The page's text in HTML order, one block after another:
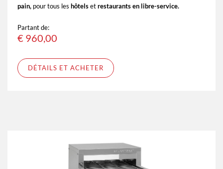
pain, pour tous les hôtelsetrestaurants en libre-service.
Partant de:
€ 960,00
DÉTAILS ET ACHETER